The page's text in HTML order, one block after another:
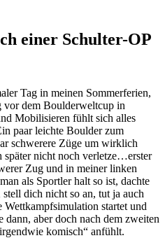
einer Schulter-OP
Tag in meinen Sommerferien,
vor dem Boulderweltcup in
Mobilisieren fühlt sich alles
paar leichte Boulder zum
schwerere Züge um wirklich
nicht noch verletze…erster
Zug und in meiner linken
als Sportler halt so ist, dachte
dich nicht so an, tut ja auch
Wettkampfsimulation startet und
dann, aber doch nach dem zweiten
komisch“ anfühlt.